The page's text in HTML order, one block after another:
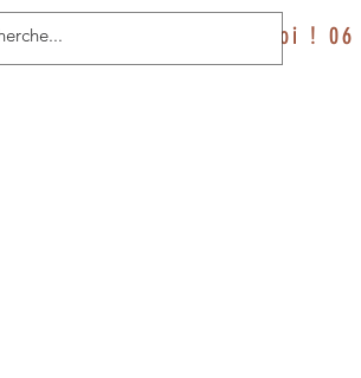
Contactez-moi !